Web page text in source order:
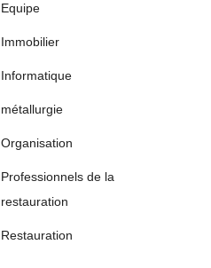
Equipe
Immobilier
Informatique
métallurgie
Organisation
Professionnels de la
restauration
Restauration